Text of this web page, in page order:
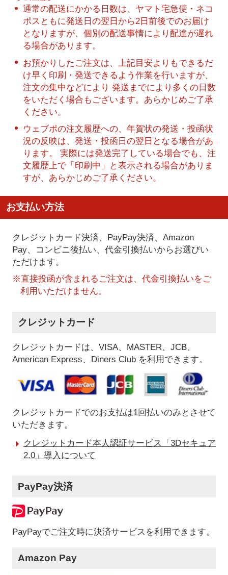
通常の配送にかかる日数は、ヤマト宅急便・ネコ
ポスともに発送日の翌日から2日前後でのお届け
となりますが、個別の配送事情により配達が遅れ
る場合があります。
お預かりしたご注文は、上記目安よりもできるだ
け早く印刷・発送できるよう作業を行いますが、
注文の集中などにより 発送までにより多くの日数
をいただく場合もございます。あらかじめご了承
ください。
ウェブポの注文履歴への、年賀状の発送・投函状
況の反映は、発送・投函日の翌日となる場合があ
ります。 実際には発送完了している場合でも、注
文履歴上で「印刷中」と表示される場合がありま
すが、あらかじめご了承ください。
お支払い方法
クレジットカード決済、PayPay決済、Amazon
Pay、コンビニ後払い、代金引換払いからお選びい
ただけます。
※直接投函が含まれるご注文は、代金引換払いをご
利用いただけません。
クレジットカード
クレジットカードは、VISA、MASTER、JCB、
American Express、Diners Club を利用できます。
クレジットカードでのお支払は1回払いのみとさせて
いただきます。
クレジットカード本人認証サービス「3Dセキュア
2.0」導入について
PayPay決済
PayPayでご注文時に決済サービスを利用できます。
Amazon Pay